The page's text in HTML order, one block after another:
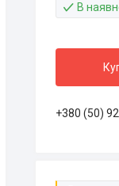
В
+380 (50)